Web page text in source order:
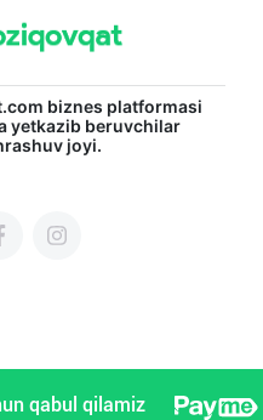
biznes platformasi
yetkazib beruvchilar
joyi.
qabul qilamiz